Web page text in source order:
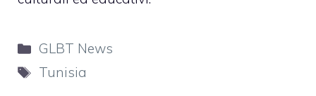
Categorie
GLBT News
Tag
Tunisia